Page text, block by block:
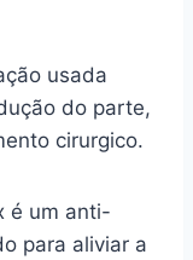
usada
do parte,
cirurgico.
é um anti-
para aliviar a